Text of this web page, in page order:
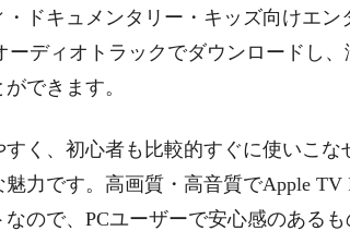
ドキュメンタリー・キッズ向けエ
ーディオトラックでダウンロードし
できます。
く、初心者も比較的すぐに使いこな
力です。高画質・高音質でApple TV
ので、PCユーザーで安心感のある